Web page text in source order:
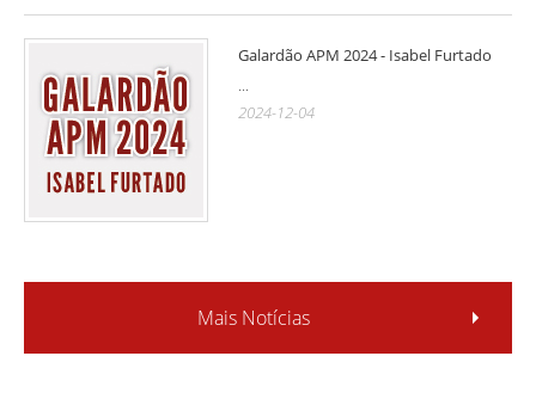
Galardão APM 2024 - Isabel Furtado
...
2024-12-04
Mais Notícias